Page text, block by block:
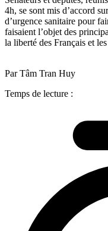
4h, se sont mis d’accord
d’urgence sanitaire pour
faisaient l’objet des
la liberté des Français et
Par Tâm Tran Huy
Temps de lecture :